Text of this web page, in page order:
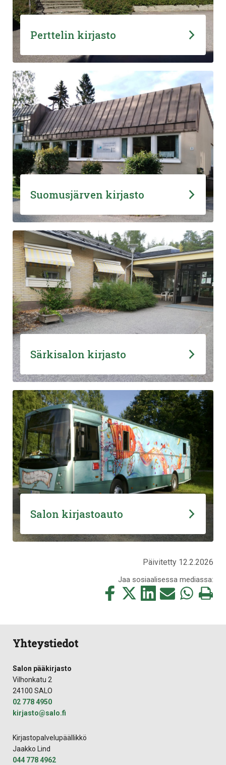
Perttelin kirjasto
Suomusjärven kirjasto
Särkisalon kirjasto
Salon kirjastoauto
Päivitetty 12.2.2026
Jaa sosiaalisessa mediassa:
Jaa
Jaa
Jaa
Jaa
Jaa
Tulosta
Yhteystiedot
Salon pääkirjasto
Vilhonkatu 2
24100 SALO
02 778 4950
kirjasto​@​salo.​fi​
Kirjastopalvelupäällikkö
Jaakko Lind
044 778 4962